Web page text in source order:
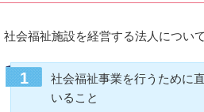
社会福祉施設を経営する法人につい
社会福祉事業を行うために
いること